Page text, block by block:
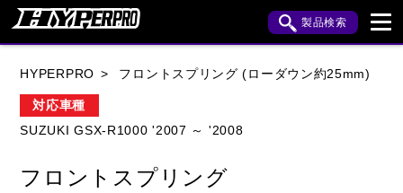
製品検索
HYPERPRO フロントスプリング (ローダウン約25mm)
対応車種
SUZUKI GSX-R1000 '2007 ～ '2008
フロントスプリング